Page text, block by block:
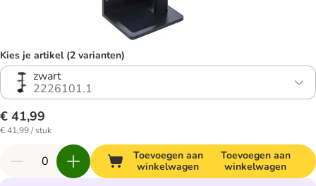
Kies je artikel (2 varianten)
zwart
2226101.1
€ 41,99
€ 41,99 / stuk
Toevoegen aan
winkelwagen
Toevoegen aan
winkelwagen